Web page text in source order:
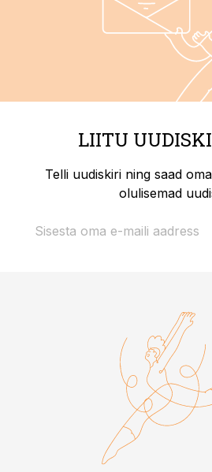
LIITU
Telli uudiskiri ning saad
olulisemad